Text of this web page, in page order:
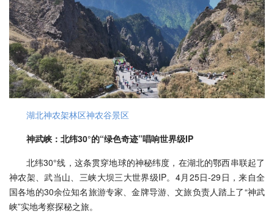
湖北神农架林区神农谷景区
神武峡：北纬30°的“绿色奇迹”唱响世界级IP
北纬30°线，这条贯穿地球的神秘纬度，在湖北的鄂西串联起了
神农架、武当山、三峡大坝三大世界级IP。4月25日-29日，来自全
国各地的30余位知名旅游专家、金牌导游、文旅负责人踏上了“神武
峡”实地考察探秘之旅。